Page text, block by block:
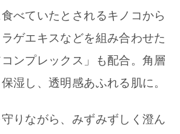
べていたとされるキノコから
ゲエキスなどを組み合わせた
コンプレックス」も配合。角層
湿し、透明感あふれる肌に。
りながら、みずみずしく澄ん